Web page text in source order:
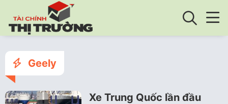
Geely
Xe Trung Quốc lần đầu